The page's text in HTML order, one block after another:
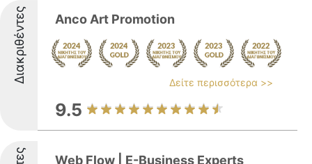
Διακριθέντες Anco Art Promotion
Δείτε περισσότερα >>
9.5
Web Flow | E-Business Experts